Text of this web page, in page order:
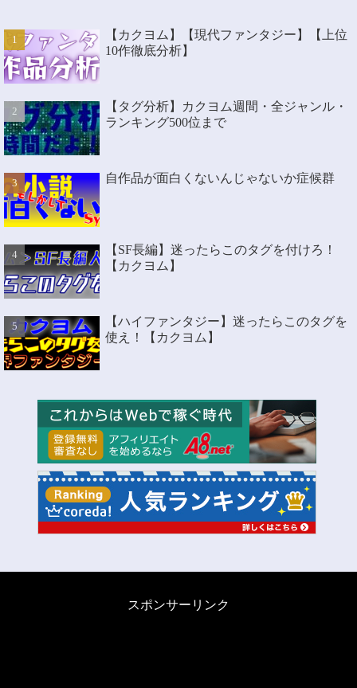
【カクヨム】【現代ファンタジー】【上位
10作徹底分析】
【タグ分析】カクヨム週間・全ジャンル・
ランキング500位まで
自作品が面白くないんじゃないか症候群
【SF長編】迷ったらこのタグを付けろ！
【カクヨム】
【ハイファンタジー】迷ったらこのタグを
使え！【カクヨム】
スポンサーリンク